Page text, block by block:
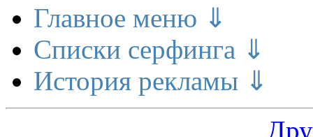
Главное меню ⇓
Списки серфинга ⇓
История рекламы ⇓